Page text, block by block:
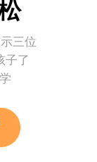
三位
子了